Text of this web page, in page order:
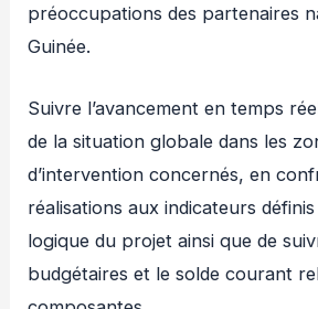
préoccupations des partenaires
Guinée.
Suivre l’avancement en temps
de la situation globale dans les
d’intervention concernés, en
réalisations aux indicateurs
logique du projet ainsi que de
budgétaires et le solde courant